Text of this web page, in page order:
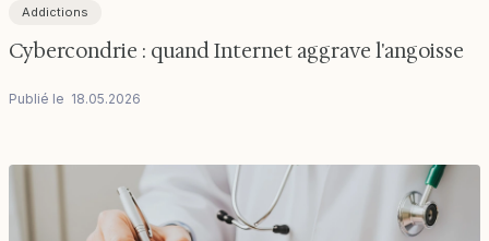
Addictions
Cybercondrie : quand Internet aggrave l'angoisse
Publié le 18.05.2026